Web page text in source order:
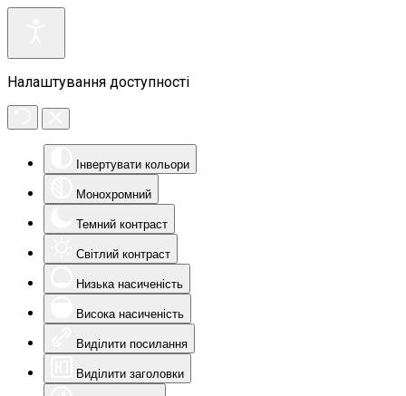
Налаштування доступності
Інвертувати кольори
Монохромний
Темний контраст
Світлий контраст
Низька насиченість
Висока насиченість
Виділити посилання
Виділити заголовки